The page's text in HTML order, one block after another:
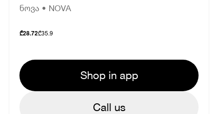
ნოვა • NOVA
₾28.72₾35.9
Shop in app
Call us